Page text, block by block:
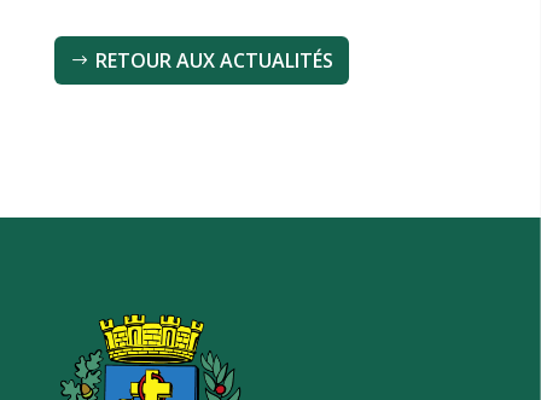
RETOUR AUX ACTUALITÉS